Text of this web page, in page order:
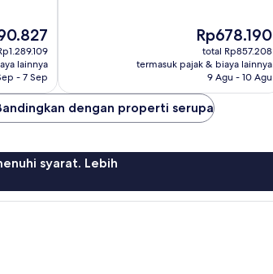
lainnya
- 7 Sep
Harga
sekarang
Rp678.190
Rp678.190
total Rp857.208
termasuk pajak & biaya lainnya
9 Agu - 10 Agu
dengan properti serupa
syarat. Lebih